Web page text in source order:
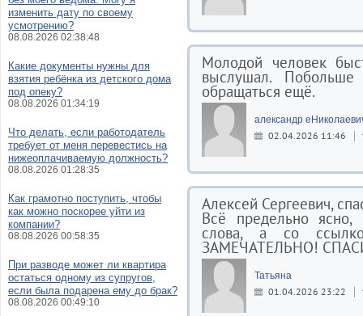
Молодой человек
выслушал.
обращаться ещё.
александр
02.04.2026 11:46
Алексей Сергеевич,
Всё предельно ясно,
слова, а со
ЗАМЕЧАТЕЛЬНО!
Татьяна
01.04.2026 23:22
изменить дату по своему
усмотрению?
08.08.2026 02:38:48
Какие документы нужны для
взятия ребёнка из детского дома
под опеку?
08.08.2026 01:34:19
Что делать, если работодатель
требует от меня перевестись на
нижеоплачиваемую должность?
08.08.2026 01:28:35
Как грамотно поступить, чтобы
как можно поскорее уйти из
компании?
08.08.2026 00:58:35
При разводе может ли квартира
остаться одному из супругов,
если была подарена ему до брак?
08.08.2026 00:49:10